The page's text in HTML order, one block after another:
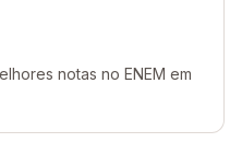
notas no ENEM em